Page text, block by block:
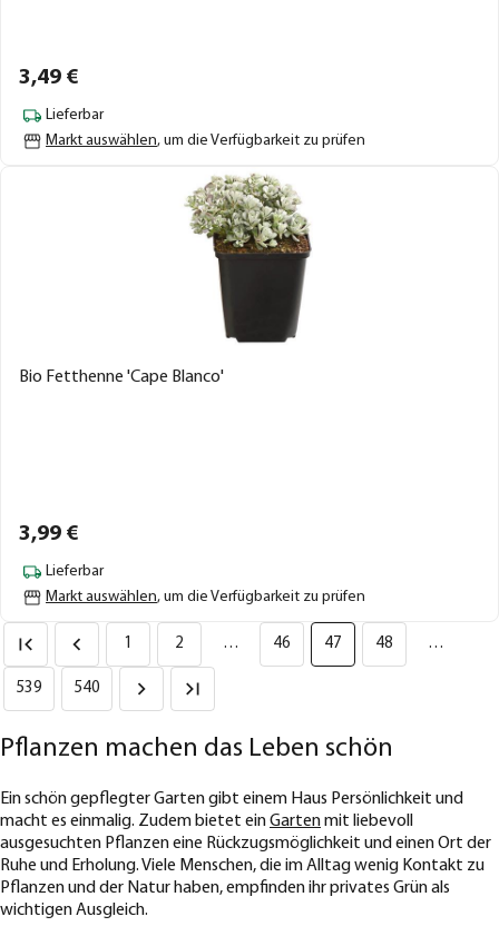
3,49 €
Lieferbar
Markt auswählen, um die Verfügbarkeit zu prüfen
Bio Fetthenne 'Cape Blanco'
3,99 €
Lieferbar
Markt auswählen, um die Verfügbarkeit zu prüfen
1 2 … 46 47 48 …
539 540
Pflanzen machen das Leben schön
Ein schön gepflegter Garten gibt einem Haus Persönlichkeit und
macht es einmalig. Zudem bietet einGartenmit liebevoll
ausgesuchten Pflanzen eine Rückzugsmöglichkeit und einen Ort der
Ruhe und Erholung. Viele Menschen, die im Alltag wenig Kontakt zu
Pflanzen und der Natur haben, empfinden ihr privates Grün als
wichtigen Ausgleich.